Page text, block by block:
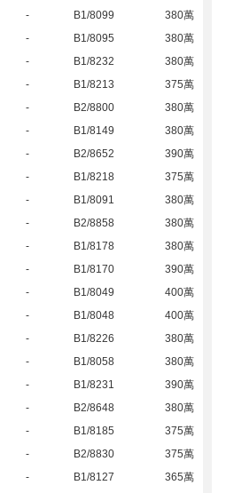
- B1/8099
380萬
- B1/8095
380萬
- B1/8232
380萬
- B1/8213
375萬
- B2/8800
380萬
- B1/8149
380萬
- B2/8652
390萬
- B1/8218
375萬
- B1/8091
380萬
- B2/8858
380萬
- B1/8178
380萬
- B1/8170
390萬
- B1/8049
400萬
- B1/8048
400萬
- B1/8226
380萬
- B1/8058
380萬
- B1/8231
390萬
- B2/8648
380萬
- B1/8185
375萬
- B2/8830
375萬
- B1/8127
365萬